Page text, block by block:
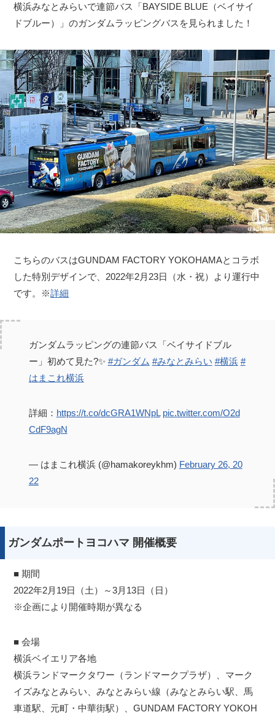
横浜みなとみらいで連節バス「BAYSIDE BLUE（ベイサイ
ドブルー）」のガンダムラッピングバスを見られました！
こちらのバスはGUNDAM FACTORY YOKOHAMAとコラボ
した特別デザインで、2022年2月23日（水・祝）より運行中
です。※詳細
ガンダムラッピングの連節バス「ベイサイドブル
ー」初めて見た?✨ #ガンダム #みなとみらい #横浜 #
はまこれ横浜
詳細： https://t.co/dcGRA1WNpL pic.twitter.com/O2d
CdF9agN
— はまこれ横浜 (@hamakoreykhm) February 26, 20
22
ガンダムポートヨコハマ 開催概要
■ 期間
2022年2月19日（土）～3月13日（日）
※企画により開催時期が異なる
■ 会場
横浜ベイエリア各地
横浜ランドマークタワー（ランドマークプラザ）、マーク
イズみなとみらい、みなとみらい線（みなとみらい駅、馬
車道駅、元町・中華街駅）、GUNDAM FACTORY YOKOH